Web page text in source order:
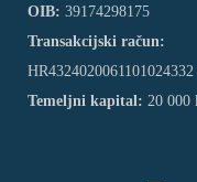
OIB: 39174298175
Transakcijski račun:
Temeljni kapital: 20 000